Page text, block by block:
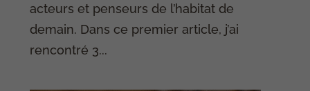
acteurs et penseurs de l’habitat de
demain. Dans ce premier article, j’ai
rencontré 3...